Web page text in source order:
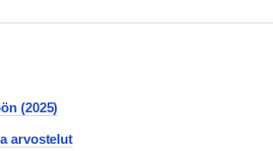
(2025)
arvostelut